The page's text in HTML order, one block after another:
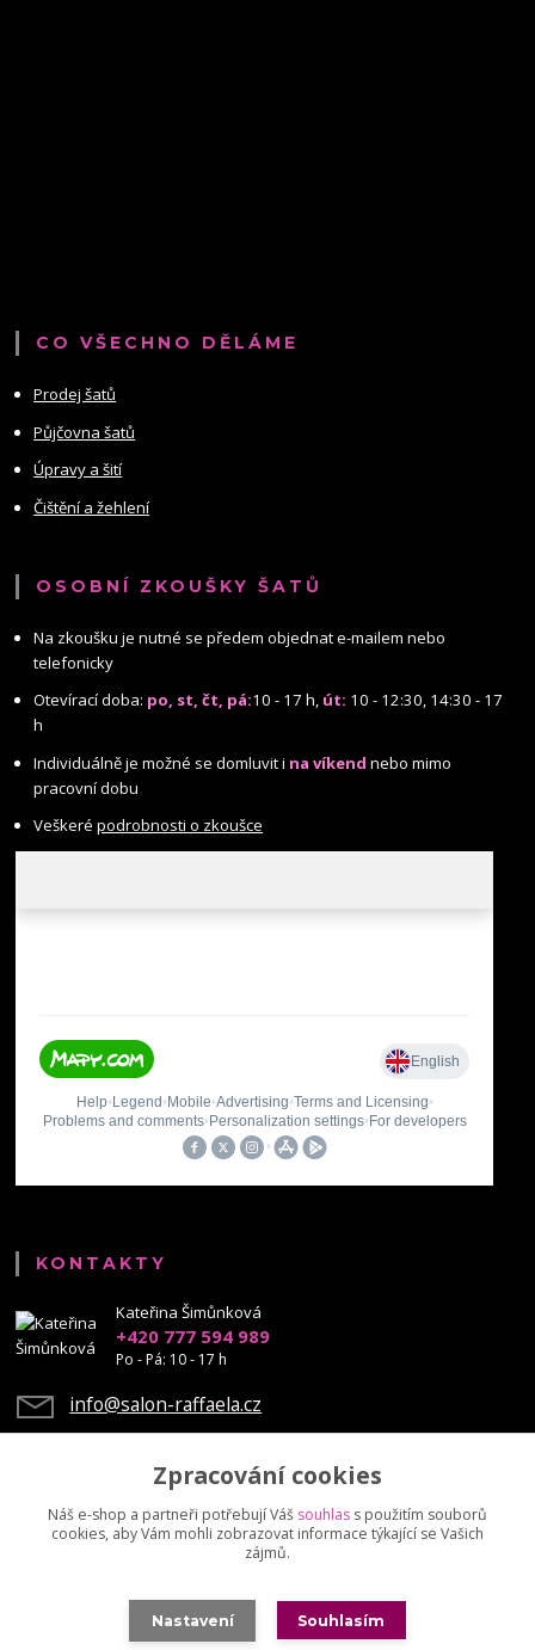
CO VŠECHNO DĚLÁME
Prodej šatů
Půjčovna šatů
Úpravy a šití
Čištění a žehlení
OSOBNÍ ZKOUŠKY ŠATŮ
Na zkoušku je nutné se předem objednat e-mailem nebo
telefonicky
Otevírací doba: po, st, čt, pá:10 - 17 h, út: 10 - 12:30, 14:30 - 17
h
Individuálně je možné se domluvit i na víkend nebo mimo
pracovní dobu
Veškerépodrobnosti o zkoušce
KONTAKTY
Kateřina Šimůnková
+420 777 594 989
Po - Pá: 10 - 17 h
info@salon-raffaela.cz
Upravit sběr cookies.
© Mgr. Kateřina Šimůnková, 2023 - další šíření našich fotek je chráněno
autorskými právy
Zpracování cookies
Náš e-shop a partneři potřebují Váš souhlas s použitím souborů
cookies, aby Vám mohli zobrazovat informace týkající se Vašich
zájmů.
Nastavení Souhlasím